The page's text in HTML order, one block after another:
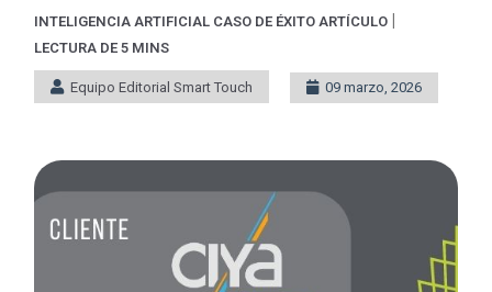
INTELIGENCIA ARTIFICIAL CASO DE ÉXITO ARTÍCULO |
LECTURA DE 5 MINS
Equipo Editorial Smart Touch 09 marzo, 2026